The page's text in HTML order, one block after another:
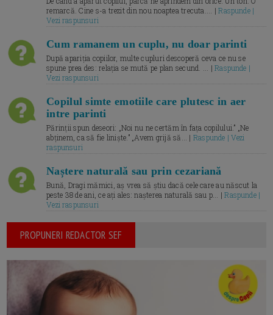
remarcă. Cine s-a trezit din nou noaptea trecuta.... |Raspunde |
Vezi raspunsuri
Cum ramanem un cuplu, nu doar parinti
După apariția copiilor, multe cupluri descoperă ceva ce nu se
spune prea des: relația se mută pe plan secund. ... |Raspunde |
Vezi raspunsuri
Copilul simte emotiile care plutesc in aer
intre parinti
Părinții spun deseori: „Noi nu ne certăm în fața copilului.” „Ne
abținem, ca să fie liniște.” „Avem grijă să... | Raspunde | Vezi
raspunsuri
Naștere naturală sau prin cezariană
Bună, Dragi mămici, aș vrea să știu dacă cele care au născut la
peste 38 de ani, ce ați ales: nașterea naturală sau p... |Raspunde |
Vezi raspunsuri
PROPUNERI REDACTOR SEF